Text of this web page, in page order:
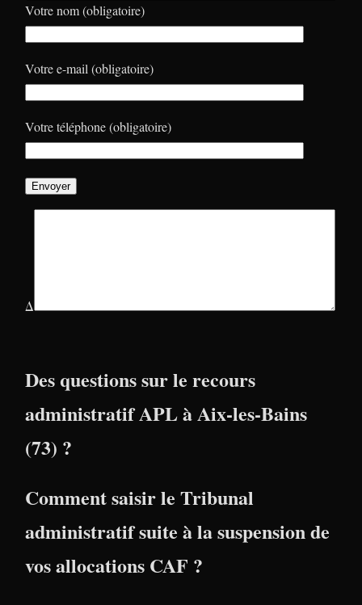
Votre nom (obligatoire)
Votre e-mail (obligatoire)
Votre téléphone (obligatoire)
Δ
Des questions sur le recours
administratif APL à Aix-les-Bains
(73) ?
Comment saisir le Tribunal
administratif suite à la suspension de
vos allocations CAF ?